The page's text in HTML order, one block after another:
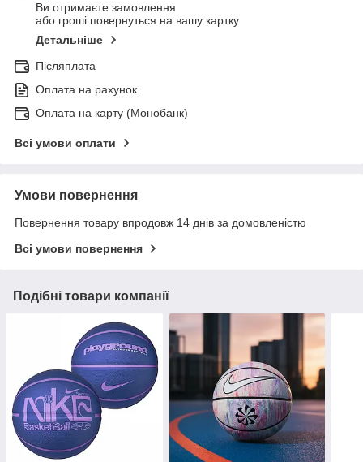
Ви отримаєте замовлення
або гроші повернуться на вашу картку
Детальніше
Післяплата
Оплата на рахунок
Оплата на карту (Монобанк)
Всі умови оплати
Умови повернення
Повернення товару впродовж 14 днів за домовленістю
Всі умови повернення
Подібні товари компанії